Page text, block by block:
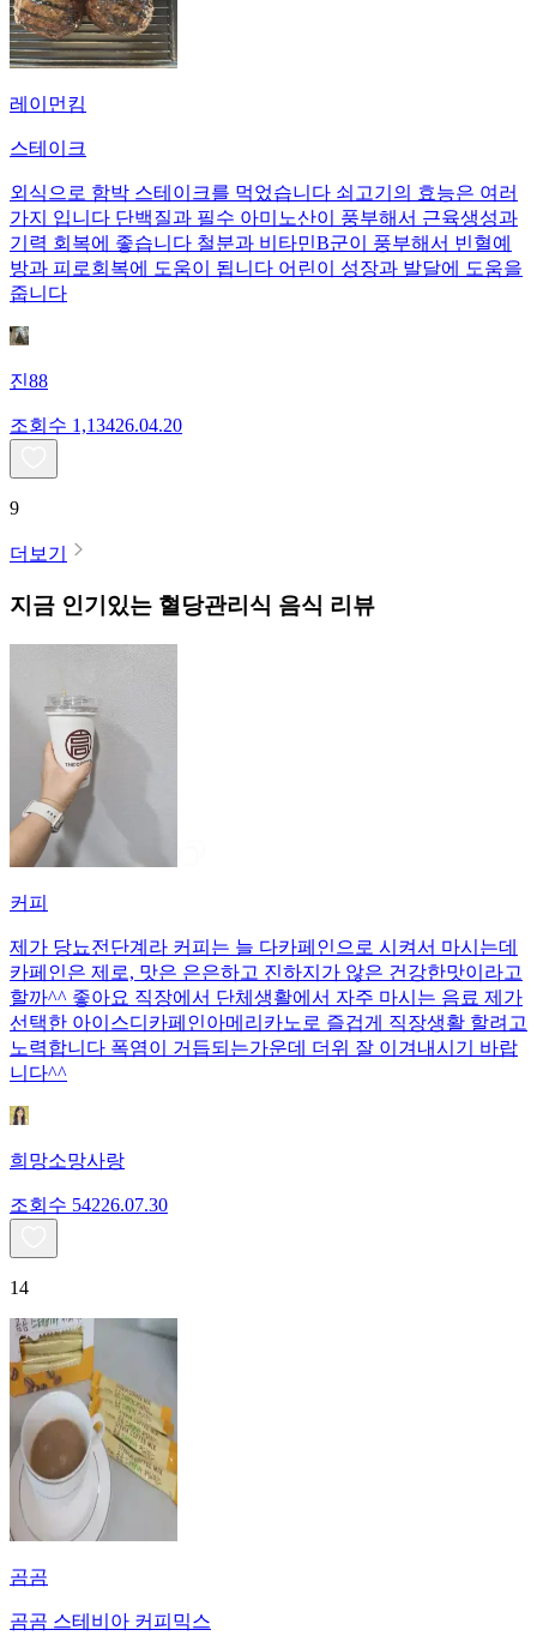
레이먼킴
스테이크
외식으로 함박 스테이크를 먹었습니다 쇠고기의 효능은 여러
가지 입니다 단백질과 필수 아미노산이 풍부해서 근육생성과
기력 회복에 좋습니다 철분과 비타민B군이 풍부해서 빈혈예
방과 피로회복에 도움이 됩니다 어린이 성장과 발달에 도움을
줍니다
진88
조회수 1,13426.04.20
9
더보기
지금 인기있는 혈당관리식 음식 리뷰
커피
제가 당뇨전단계라 커피는 늘 다카페인으로 시켜서 마시는데
카페인은 제로, 맛은 은은하고 진하지가 않은 건강한맛이라고
할까^^ 좋아요 직장에서 단체생활에서 자주 마시는 음료 제가
선택한 아이스디카페인아메리카노로 즐겁게 직장생활 할려고
노력합니다 폭염이 거듭되는가운데 더위 잘 이겨내시기 바랍
니다^^
희망소망사랑
조회수 54226.07.30
14
곰곰
곰곰 스테비아 커피믹스